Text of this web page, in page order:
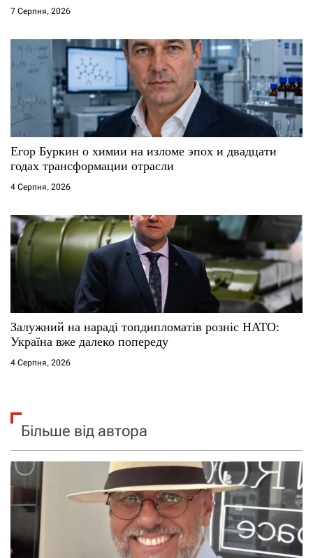
в
7 Серпня, 2026
Егор Буркин о химии на изломе эпох и двадцати
годах трансформации отрасли
4 Серпня, 2026
Залужний на нараді топдипломатів розніс НАТО:
Україна вже далеко попереду
4 Серпня, 2026
Більше від автора